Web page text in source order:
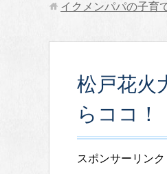
イクメンパパの子育
松戸花火
らココ！
スポンサーリンク